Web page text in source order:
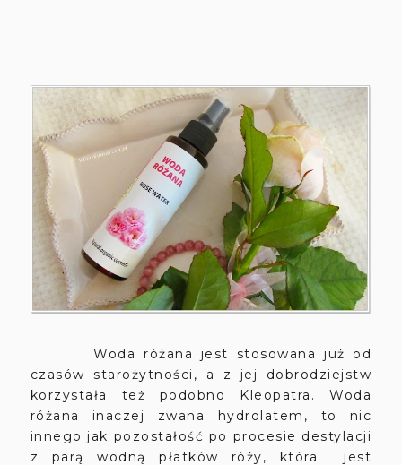
Woda różana jest stosowana już od
czasów starożytności, a z jej dobrodziejstw
korzystała też podobno Kleopatra. Woda
różana inaczej zwana hydrolatem, to nic
innego jak pozostałość po procesie destylacji
z parą wodną płatków róży, która jest